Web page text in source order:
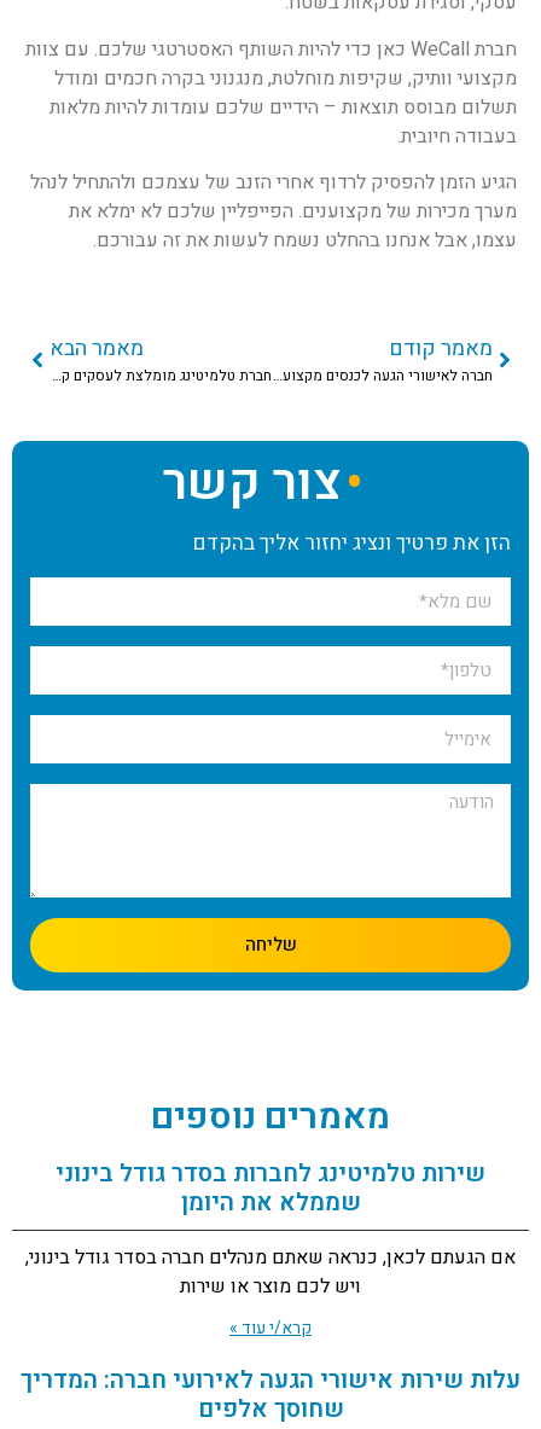
חברת WeCall כאן כדי להיות השותף האסטרטגי שלכם. עם צוות
מקצועי וותיק, שקיפות מוחלטת, מנגנוני בקרה חכמים ומודל
תשלום מבוסס תוצאות – הידיים שלכם עומדות להיות מלאות
בעבודה חיובית.
הגיע הזמן להפסיק לרדוף אחרי הזנב של עצמכם ולהתחיל לנהל
מערך מכירות של מקצוענים. הפייפליין שלכם לא ימלא את
עצמו, אבל אנחנו בהחלט נשמח לעשות את זה עבורכם.
מאמר קודם
חברה לאישורי הגעה לכנסים מקצועיים שתמלא לכם את האולם
מאמר הבא
חברת טלמיטינג מומלצת לעסקים קטנים שממלאת את היומן
צור קשר
הזן את פרטיך ונציג יחזור אליך בהקדם
שליחה
מאמרים נוספים
שירות טלמיטינג לחברות בסדר גודל בינוני
שממלא את היומן
אם הגעתם לכאן, כנראה שאתם מנהלים חברה בסדר גודל בינוני,
ויש לכם מוצר או שירות
קרא/י עוד »
עלות שירות אישורי הגעה לאירועי חברה: המדריך
שחוסך אלפים